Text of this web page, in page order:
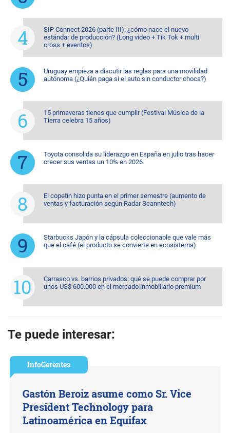
SIP Connect 2026 (parte III): ¿cómo nace el nuevo
estándar de producción? (Long video + Tik Tok + multi
cross + eventos)
Uruguay empieza a discutir las reglas para una movilidad
autónoma (¿Quién paga si el auto sin conductor choca?)
15 primaveras tienes que cumplir (Festival Música de la
Tierra celebra 15 años)
Toyota consolida su liderazgo en España en julio tras hacer
crecer sus ventas un 10% en 2026
El copetín hizo punta en el primer semestre (aumento de
ventas y facturación según Radar Scanntech)
Starbucks Japón y la cápsula coleccionable que vale más
que el café (el producto se convierte en ecosistema)
Carrasco vs. barrios privados: qué se puede comprar por
unos US$ 600.000 en el mercado inmobiliario premium
Te puede interesar:
InfoGerentes
Gastón Beroiz asume como Sr. Vice
President Technology para
Latinoamérica en Equifax